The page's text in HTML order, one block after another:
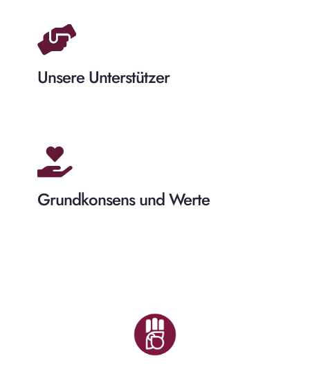
Unsere Unterstützer
Grundkonsens und Werte